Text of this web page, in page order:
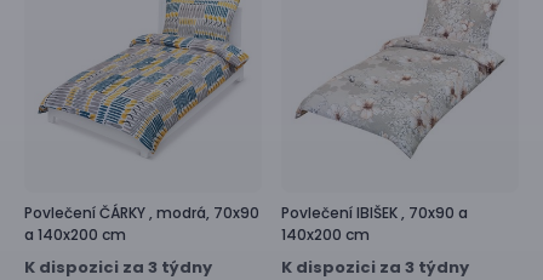
PovlečeníČÁRKY , modrá, 70x90
a 140x200 cm
K dispozici za 3 týdny
PovlečeníIBIŠEK , 70x90 a
140x200 cm
K dispozici za 3 týdny